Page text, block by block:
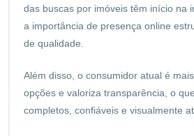
das buscas por imóveis têm início na
a importância de presença online
de qualidade.
Além disso, o consumidor atual é
opções e valoriza transparência, o
completos, confiáveis e visualmente